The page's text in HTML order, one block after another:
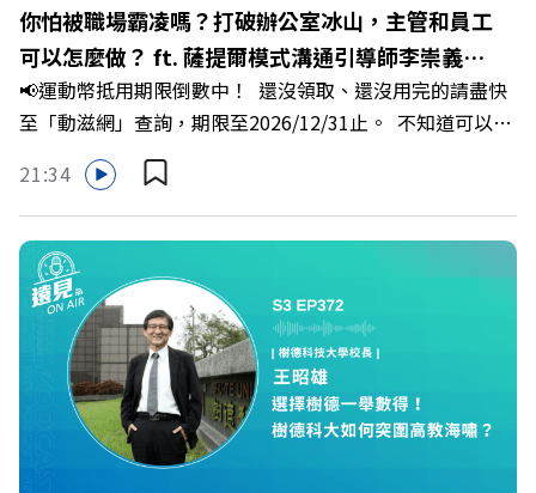
縣長 翁章梁、立法委員 蔡易餘、財信傳媒集團董事長 謝金
河、紙風車劇團創辦人 李永豐、嘉義縣人力發展所所長 許
喻理+++++🎂歡慶遠見40歲生日！手速搶下破天荒的獨家
優惠>>>https://gvmkt.pse.is/9e5pbz✨關注《遠見》更多
的社群：LINE：https://reurl.cc/A4ELQpIG：
https://bit.ly/3AjBWNVYT：https://bit.ly/38jNi9k
你怕被職場霸凌嗎？打破辦公室冰山，主管和員工
可以怎麼做？ ft. 薩提爾模式溝通引導師李崇義、
謝佳芸
📢運動幣抵用期限倒數中！ 還沒領取、還沒用完的請盡快
至「動滋網」查詢，期限至2026/12/31止。 不知道可以在
哪裡使用嗎？ 上「動滋網」【合作店家】專區，全台五千
多家合作業者任你選，馬上來找適用地點！ ➡️
https://fstry.pse.is/9epct2 —— 以上為 FMTaiwan 與
Firstory Podcast 廣告 —— 你常在職場中感到焦慮、害怕
犯錯，甚至覺得自己正遭受不友善的對待或霸凌嗎？當工作
中的人際摩擦、怕輸怕失敗的緊繃感成為日常，我們不能只
是委屈討好或一味逃避，更需要學會看透人際互動底層的
「職場冰山」。 本集《遠見 ON AIR》邀請到薩提爾模式溝
通引導師、天下文化新書《透視職場冰山》作者李崇義與謝
佳芸老師，帶你透過「冰山理論」拆解職場上的對立與衝
突，學會用「好奇」代替「批判」。即使在變動快速的AI時
21:34